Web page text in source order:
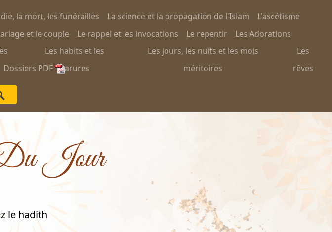
la mort, les funérailles La science et la propagation de l'Islam
L'ascétisme
et le couple Le rappel et les invocations Le repentir
Les Adorations
Les habits et les
parures
Les jours, les nuits et les mois
méritoires
Les
rêves
Dossiers PDF
Jour
le hadith